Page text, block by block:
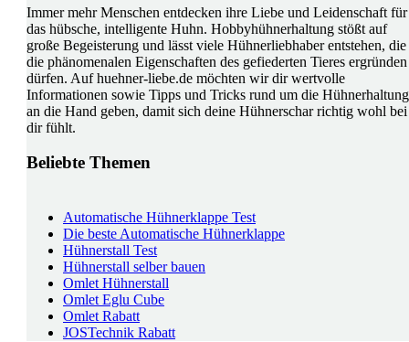
Immer mehr Menschen entdecken ihre Liebe und Leidenschaft für
das hübsche, intelligente Huhn. Hobbyhühnerhaltung stößt auf
große Begeisterung und lässt viele Hühnerliebhaber entstehen, die
die phänomenalen Eigenschaften des gefiederten Tieres ergründen
dürfen. Auf huehner-liebe.de möchten wir dir wertvolle
Informationen sowie Tipps und Tricks rund um die Hühnerhaltung
an die Hand geben, damit sich deine Hühnerschar richtig wohl bei
dir fühlt.
Beliebte Themen
Automatische Hühnerklappe Test
Die beste Automatische Hühnerklappe
Hühnerstall Test
Hühnerstall selber bauen
Omlet Hühnerstall
Omlet Eglu Cube
Omlet Rabatt
JOSTechnik Rabatt